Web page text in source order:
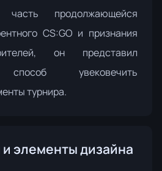
продолжающейся
CS:GO и признания
он представил
способ увековечить
турнира.
элементы дизайна